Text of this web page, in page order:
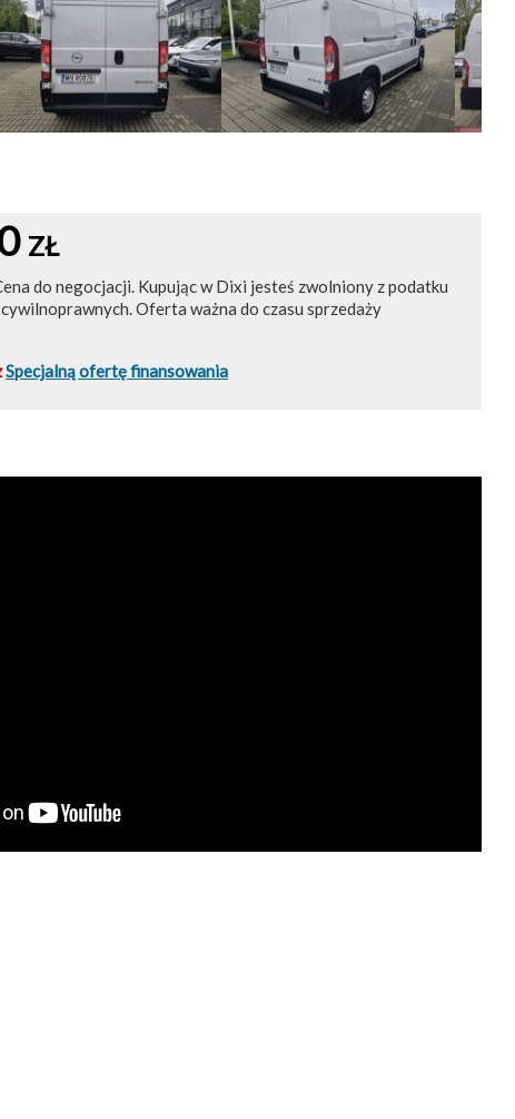
ZŁ
do negocjacji. Kupując w Dixi jesteś zwolniony z podatku
Oferta ważna do czasu sprzedaży
Specjalną ofertę finansowania